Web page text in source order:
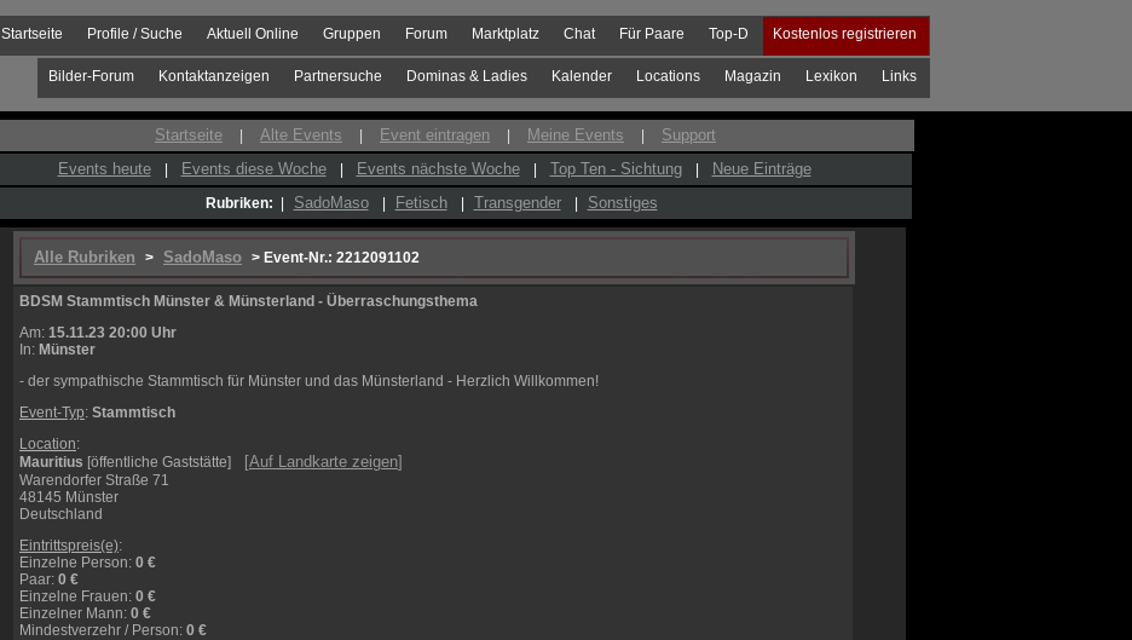
Kostenlos registrieren
Top-D
Für Paare
Chat
Marktplatz
Forum
Gruppen
Aktuell Online
Profile / Suche
Startseite
Links
Lexikon
Magazin
Locations
Kalender
Dominas & Ladies
Partnersuche
Kontaktanzeigen
Bilder-Forum
Startseite Alte Events Event eintragen Meine Events
Support
Events heute
Events diese Woche Events nächste Woche Top Ten - Sichtung Neue Einträge
Rubriken: SadoMaso Fetisch Transgender Sonstiges
Alle Rubriken > SadoMaso > Event-Nr.: 2212091102
BDSM Stammtisch Münster & Münsterland - Überraschungsthema
Am: 15.11.23 20:00 Uhr
In: Münster
- der sympathische Stammtisch für Münster und das Münsterland - Herzlich Willkommen!
Event-Typ: Stammtisch
Location:
Mauritius [öffentliche Gaststätte] [Auf Landkarte zeigen]
Warendorfer Straße 71
48145 Münster
Deutschland
Eintrittspreis(e):
Einzelne Person: 0 €
Paar: 0 €
Einzelne Frauen: 0 €
Einzelner Mann: 0 €
Mindestverzehr / Person: 0 €